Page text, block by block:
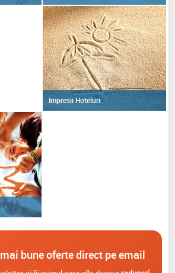
Impresii Hoteluri
bune oferte direct pe email